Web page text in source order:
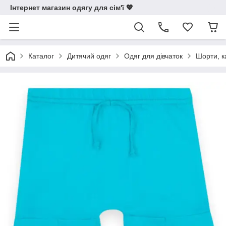
Інтернет магазин одягу для сім'ї 💖
Каталог Дитячий одяг Одяг для дівчаток Шорти,